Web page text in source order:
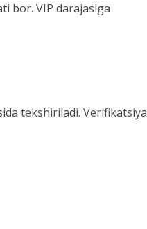
bor. VIP darajasiga
tekshiriladi. Verifikatsiya